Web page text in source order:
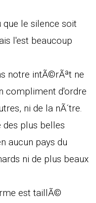
que le silence soit
l'est beaucoup
notre intÃ©rÃªt ne
compliment d'ordre
ni de la nÃ´tre.
plus belles
aucun pays du
ni de plus beaux
est taillÃ©